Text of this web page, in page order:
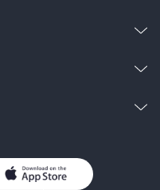
男子向けラノベ
お問い合わせ